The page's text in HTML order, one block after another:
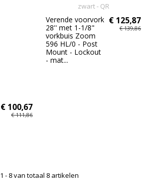
€ 100,67
€ 111,86
Verende voorvork
28'' met 1-1/8"
vorkbuis Zoom
596 HL/0 - Post
Mount - Lockout
- mat...
€ 125,87
€ 139,86
1 - 8 van totaal 8 artikelen